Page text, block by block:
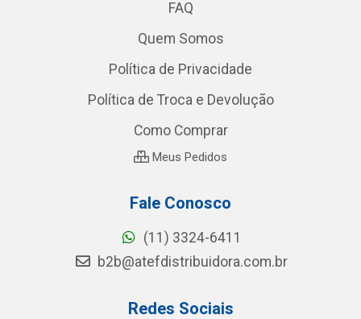
FAQ
Quem Somos
Política de Privacidade
Política de Troca e Devolução
Como Comprar
Meus Pedidos
Fale Conosco
(11) 3324-6411
b2b@atefdistribuidora.com.br
Redes Sociais